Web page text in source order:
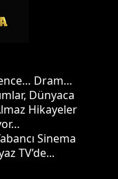
Dram…
Dünyaca
Hikayeler
Sinema
TV’de...